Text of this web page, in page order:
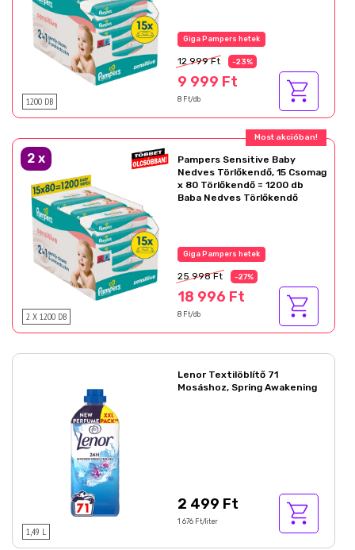
1200 DB
Az akció részletei
12 999 Ft -23%
9 999 Ft
8 Ft/db
Ajándék akció!
2 x
2 X 1200 DB
Pampers Sensitive Baby
Nedves Törlőkendő, 15 Csomag
x 80 Törlőkendő = 1200 db
Baba Nedves Törlőkendő
Az akció részletei
25 998 Ft -27%
18 996 Ft
8 Ft/db
1,49 L
Lenor Textilöblítő 71
Mosáshoz, Spring Awakening
2 499 Ft
1 676 Ft/liter